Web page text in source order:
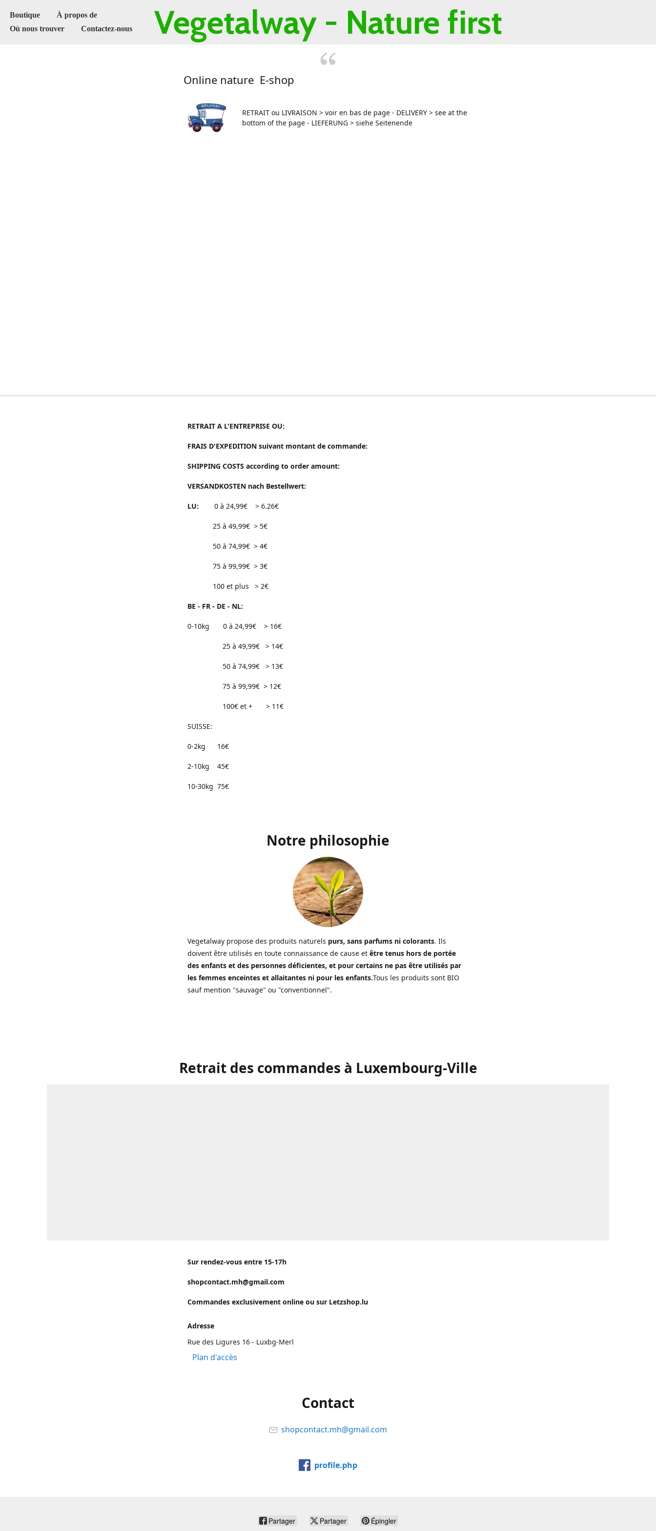
Vegetalway - Nature first
Boutique
À propos de
Où nous trouver
Contactez-nous
Online nature E-shop
RETRAIT ou LIVRAISON > voir en bas de page - DELIVERY > see at the
bottom of the page - LIEFERUNG > siehe Seitenende
RETRAIT A L'ENTREPRISE OU:
FRAIS D'EXPEDITION suivant montant de commande:
SHIPPING COSTS according to order amount:
VERSANDKOSTEN nach Bestellwert:
LU: 0 à 24,99€ > 6.26€
25 à 49,99€ > 5€
50 à 74,99€ > 4€
75 à 99,99€ > 3€
100 et plus > 2€
BE - FR - DE - NL:
0-10kg 0 à 24,99€ > 16€
25 à 49,99€ > 14€
50 à 74,99€ > 13€
75 à 99,99€ > 12€
100€ et + > 11€
SUISSE:
0-2kg 16€
2-10kg 45€
10-30kg 75€
Notre philosophie
Vegetalway propose des produits naturels purs, sans parfums ni colorants. Ils
doivent être utilisés en toute connaissance de cause et être tenus hors de portée
des enfants et des personnes déficientes, et pour certains ne pas être utilisés par
les femmes enceintes et allaitantes ni pour les enfants.Tous les produits sont BIO
sauf mention "sauvage" ou "conventionnel".
Retrait des commandes à Luxembourg-Ville
Sur rendez-vous entre 15-17h
shopcontact.mh@gmail.com
Commandes exclusivement online ou sur Letzshop.lu
Adresse
Rue des Ligures 16 - Luxbg-Merl
Plan d'accès
Contact
shopcontact.mh@gmail.com
profile.php
Partager Partager Épingler